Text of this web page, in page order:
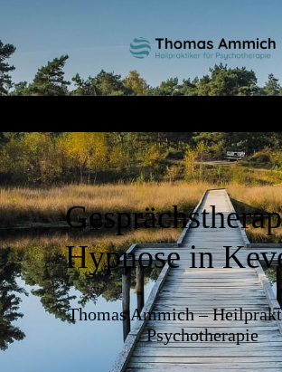
Hypnose in
Thomas Ammich –
Psychotherapie